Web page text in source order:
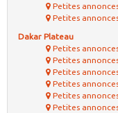
Petites
Petites
Dakar Plateau
Petites
Petites
Petites
Petites
Petites
Petites